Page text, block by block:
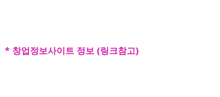
* 창업정보사이트 정보 (링크참고)